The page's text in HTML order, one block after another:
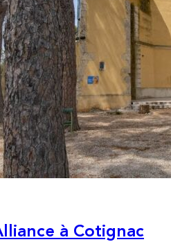
à Cotignac